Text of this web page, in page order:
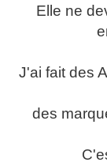
Elle ne
J'ai fait des
des